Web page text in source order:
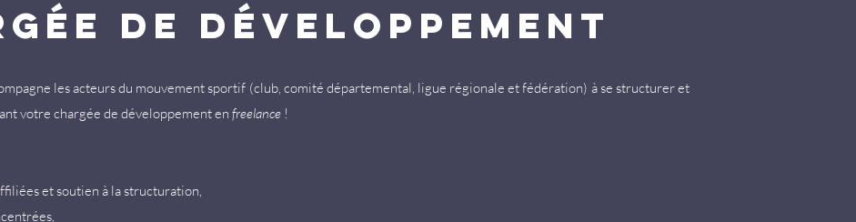
de développement
les acteurs du mouvement sportif (club, comité départemental, ligue régionale et fédération) à se structurer et
votre chargée de développement en freelance !
et soutien à la structuration,